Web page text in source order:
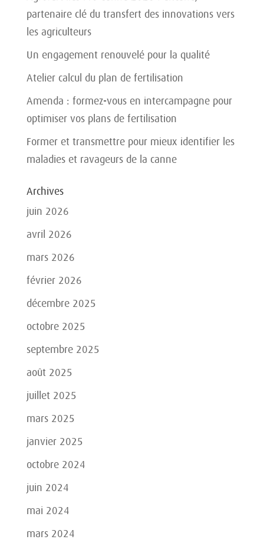
partenaire clé du transfert des innovations vers
les agriculteurs
Un engagement renouvelé pour la qualité
Atelier calcul du plan de fertilisation
Amenda : formez-vous en intercampagne pour
optimiser vos plans de fertilisation
Former et transmettre pour mieux identifier les
maladies et ravageurs de la canne
Archives
juin 2026
avril 2026
mars 2026
février 2026
décembre 2025
octobre 2025
septembre 2025
août 2025
juillet 2025
mars 2025
janvier 2025
octobre 2024
juin 2024
mai 2024
mars 2024